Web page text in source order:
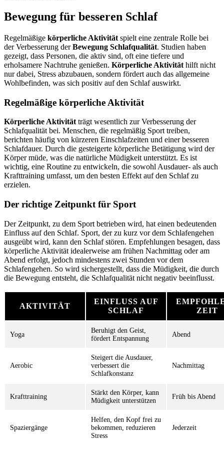
Bewegung für besseren Schlaf
Regelmäßige körperliche Aktivität spielt eine zentrale Rolle bei
der Verbesserung derBewegung Schlafqualität. Studien haben
gezeigt, dass Personen, die aktiv sind, oft eine tiefere und
erholsamere Nachtruhe genießen. Körperliche Aktivität hilft nicht
nur dabei, Stress abzubauen, sondern fördert auch das allgemeine
Wohlbefinden, was sich positiv auf den Schlaf auswirkt.
Regelmäßige körperliche Aktivität
Körperliche Aktivität trägt wesentlich zur Verbesserung der
Schlafqualität bei. Menschen, die regelmäßig Sport treiben,
berichten häufig von kürzeren Einschlafzeiten und einer besseren
Schlafdauer. Durch die gesteigerte körperliche Betätigung wird der
Körper müde, was die natürliche Müdigkeit unterstützt. Es ist
wichtig, eine Routine zu entwickeln, die sowohl Ausdauer- als auch
Krafttraining umfasst, um den besten Effekt auf den Schlaf zu
erzielen.
Der richtige Zeitpunkt für Sport
Der Zeitpunkt, zu dem Sport betrieben wird, hat einen bedeutenden
Einfluss auf den Schlaf. Sport, der zu kurz vor dem Schlafengehen
ausgeübt wird, kann den Schlaf stören. Empfehlungen besagen, dass
körperliche Aktivität idealerweise am frühen Nachmittag oder am
Abend erfolgt, jedoch mindestens zwei Stunden vor dem
Schlafengehen. So wird sichergestellt, dass die Müdigkeit, die durch
die Bewegung entsteht, die Schlafqualität nicht negativ beeinflusst.
AKTIVITÄT
EINFLUSS AUF
SCHLAF
ZEIT
Yoga
Beruhigt den Geist,
fördert Entspannung
Abend
Aerobic
Steigert die Ausdauer,
verbessert die
Schlafkonstanz
Nachmittag
Krafttraining
Stärkt den Körper, kann
Müdigkeit unterstützen
Früh bis Abend
Spaziergänge
Helfen, den Kopf frei zu
bekommen, reduzieren
Stress
Jederzeit